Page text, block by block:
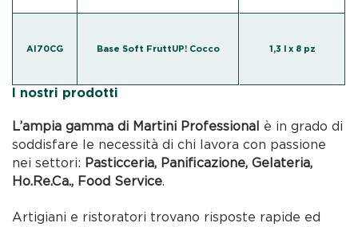
AI70CG Base Soft FruttUP! Cocco 1,3 l x 8 pz
I nostri prodotti
L’ampia gamma di Martini Professional è in grado di
soddisfare le necessità di chi lavora con passione
nei settori: Pasticceria, Panificazione, Gelateria,
Ho.Re.Ca., Food Service.
Artigiani e ristoratori trovano risposte rapide ed